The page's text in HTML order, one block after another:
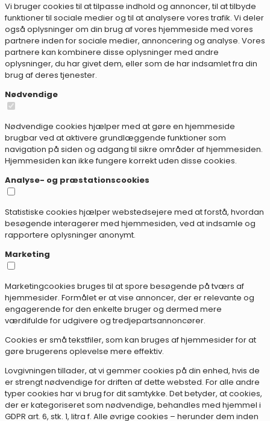
Vi bruger cookies til at tilpasse indhold og annoncer, til at tilbyde
funktioner til sociale medier og til at analysere vores trafik. Vi deler
også oplysninger om din brug af vores hjemmeside med vores
partnere inden for sociale medier, annoncering og analyse. Vores
partnere kan kombinere disse oplysninger med andre
oplysninger, du har givet dem, eller som de har indsamlet fra din
brug af deres tjenester.
Nødvendige
Nødvendige cookies hjælper med at gøre en hjemmeside
brugbar ved at aktivere grundlæggende funktioner som
navigation på siden og adgang til sikre områder af hjemmesiden.
Hjemmesiden kan ikke fungere korrekt uden disse cookies.
Analyse- og præstationscookies
Statistiske cookies hjælper webstedsejere med at forstå, hvordan
besøgende interagerer med hjemmesiden, ved at indsamle og
rapportere oplysninger anonymt.
Marketing
Marketingcookies bruges til at spore besøgende på tværs af
hjemmesider. Formålet er at vise annoncer, der er relevante og
engagerende for den enkelte bruger og dermed mere
værdifulde for udgivere og tredjepartsannoncører.
Cookies er små tekstfiler, som kan bruges af hjemmesider for at
gøre brugerens oplevelse mere effektiv.
Lovgivningen tillader, at vi gemmer cookies på din enhed, hvis de
er strengt nødvendige for driften af dette websted. For alle andre
typer cookies har vi brug for dit samtykke. Det betyder, at cookies,
der er kategoriseret som nødvendige, behandles med hjemmel i
GDPR art. 6, stk. 1, litra f. Alle øvrige cookies – herunder dem inden